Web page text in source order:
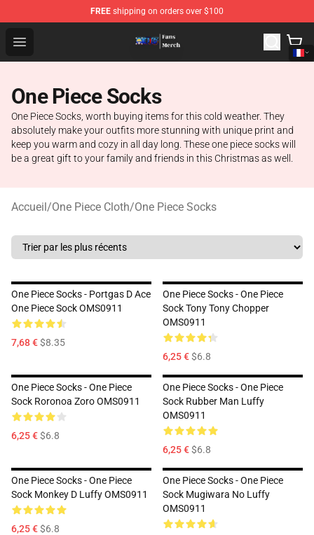
FREE shipping on orders over $100
Open menu
One Piece Store - Official One Piece Merchandise Shop
One Piece Socks
One Piece Socks, worth buying items for this cold weather. They
absolutely make your outfits more stunning with unique print and
keep you warm and cozy in all day long. These one piece socks will
be a great gift to your family and friends in this Christmas as well.
Accueil/One Piece Cloth/One Piece Socks
One Piece Socks - Portgas D Ace
One Piece Sock OMS0911
7,68 €$8.35
One Piece Socks - One Piece
Sock Tony Tony Chopper
OMS0911
6,25 €$6.8
One Piece Socks - One Piece
Sock Roronoa Zoro OMS0911
6,25 €$6.8
One Piece Socks - One Piece
Sock Rubber Man Luffy
OMS0911
6,25 €$6.8
One Piece Socks - One Piece
Sock Monkey D Luffy OMS0911
6,25 €$6.8
One Piece Socks - One Piece
Sock Mugiwara No Luffy
OMS0911